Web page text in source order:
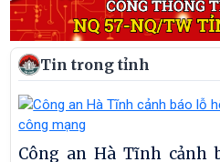
Tin trong tỉnh
Công an Hà Tĩnh cảnh